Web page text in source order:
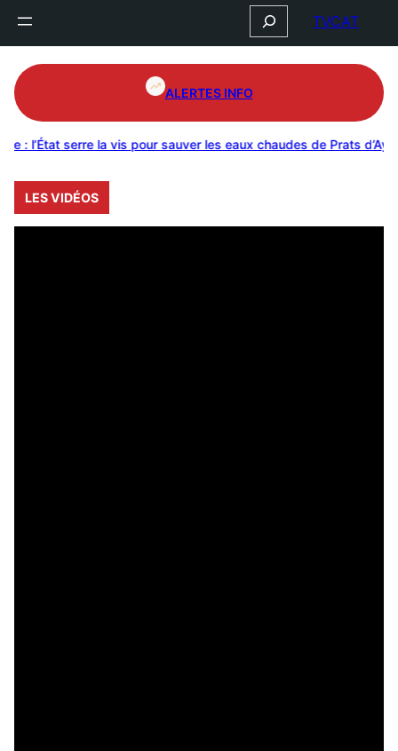
Search TVCAT
ALERTES INFO
serre la vis pour sauver les eaux chaudes de Prats d’Aygues
LES VIDÉOS